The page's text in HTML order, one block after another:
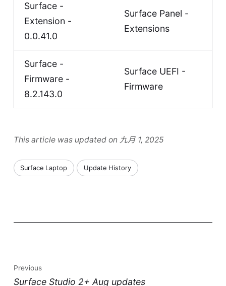
Surface -
Extension -
0.0.41.0
Surface Panel -
Extensions
Surface -
Firmware -
8.2.143.0
Surface UEFI -
Firmware
This article was updated on 九月 1, 2025
Surface Laptop Update History
Previous
Surface Studio 2+ Aug updates